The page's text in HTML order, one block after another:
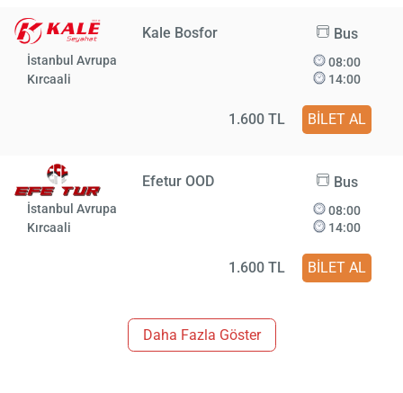
Kale Bosfor Bus
İstanbul Avrupa
Kırcaali
08:00
14:00
1.600 TL BİLET AL
Efetur OOD Bus
İstanbul Avrupa
Kırcaali
08:00
14:00
1.600 TL BİLET AL
Daha Fazla Göster